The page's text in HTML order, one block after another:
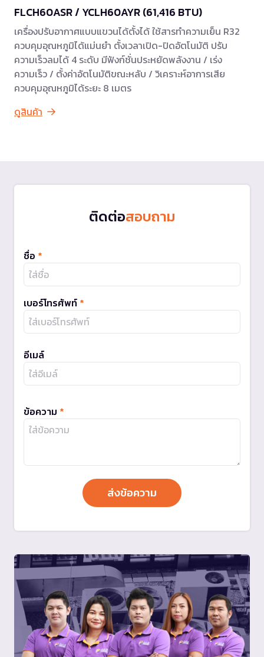
FLCH60ASR / YCLH60AYR (61,416 BTU)
เครื่องปรับอากาศแบบแขวนได้ตั้งได้ ใช้สารทำความเย็น R32
ควบคุมอุณหภูมิได้แม่นยำ ตั้งเวลาเปิด-ปิดอัตโนมัติ ปรับ
ความเร็วลมได้ 4 ระดับ มีฟังก์ชั่นประหยัดพลังงาน / เร่ง
ความเร็ว / ตั้งค่าอัตโนมัติขณะหลับ / วิเคราะห์อาการเสีย
ควบคุมอุณหภูมิได้ระยะ 8 เมตร
ดูสินค้า
ติดต่อสอบถาม
ชื่อ *
เบอร์โทรศัพท์ *
อีเมล์
ข้อความ *